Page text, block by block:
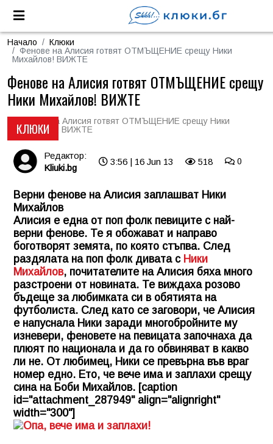
Начало
Клюки
Фенове на Алисия готвят ОТМЪЩЕНИЕ срещу Ники
Михайлов! ВИЖТЕ
КЛЮКИ
Фенове на Алисия готвят ОТМЪЩЕНИЕ срещу
Ники Михайлов! ВИЖТЕ
Редактор:
Kliuki.bg
3:56 | 16 Jun 13 518 0
Верни фенове на Алисия заплашват Ники
Михайлов
Алисия е една от поп фолк певиците с най-
верни фенове. Те я обожават и направо
боготворят земята, по която стъпва. След
раздялата на поп фолк дивата с Ники
Михайлов, почитателите на Алисия бяха много
разстроени от новината. Те виждаха розово
бъдеще за любимката си в обятията на
футболиста. След като се заговори, че Алисия
е напуснала Ники заради многобройните му
изневери, феновете на певицата започнаха да
плюят по национала и да го обвиняват в какво
ли не. От любимец, Ники се превърна във враг
номер едно. Ето, че вече има и заплахи срещу
сина на Боби Михайлов. [caption
id="attachment_287949" align="alignright"
width="300"]